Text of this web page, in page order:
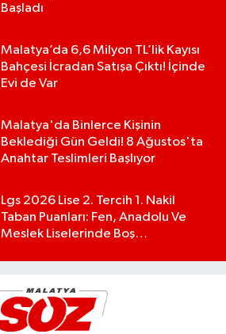
Başladı
Malatya’da 6,6 Milyon TL’lik Kayısı
Bahçesi İcradan Satışa Çıktı! İçinde
Evi de Var
Malatya'da Binlerce Kişinin
Beklediği Gün Geldi! 8 Ağustos'ta
Anahtar Teslimleri Başlıyor
Lgs 2026 Lise 2. Tercih 1. Nakil
Taban Puanları: Fen, Anadolu Ve
Meslek Liselerinde Boş